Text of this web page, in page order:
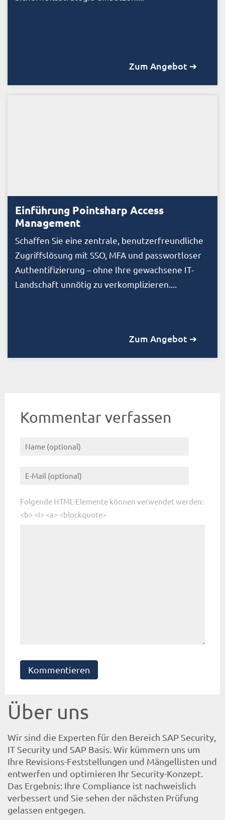
Zum Angebot ➔
Einführung Pointsharp Access
Management
Schaffen Sie eine zentrale, benutzerfreundliche
Zugriffslösung mit SSO, MFA und passwortloser
Authentifizierung – ohne Ihre gewachsene IT-
Landschaft unnötig zu verkomplizieren....
Zum Angebot ➔
Kommentar verfassen
Folgende HTML-Elemente können verwendet werden:
<b> <i> <a> <blockquote>
Kommentieren
Über uns
Wir sind die Experten für den Bereich SAP Security,
IT Security und SAP Basis. Wir kümmern uns um
Ihre Revisions-Feststellungen und Mängellisten und
entwerfen und optimieren Ihr Security-Konzept.
Das Ergebnis: Ihre Compliance ist nachweislich
verbessert und Sie sehen der nächsten Prüfung
gelassen entgegen.